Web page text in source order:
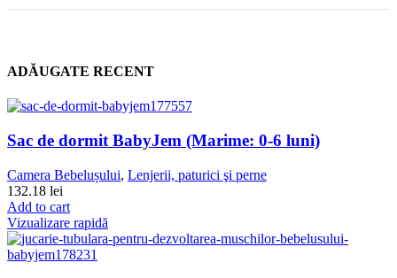
ADĂUGATE RECENT
Sac de dormit BabyJem (Marime: 0-6 luni)
Camera Bebelușului, Lenjerii, paturici şi perne
132.18 lei
Add to cart
Vizualizare rapidă